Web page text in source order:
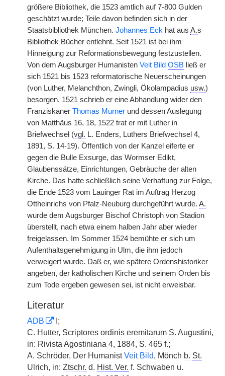
größere Bibliothek, die 1523 amtlich auf 7-800 Gulden
geschätzt wurde; Teile davon befinden sich in der
Staatsbibliothek München. Johannes Eck hat aus A.s
Bibliothek Bücher entlehnt. Seit 1521 ist bei ihm
Hinneigung zur Reformationsbewegung festzustellen.
Von dem Augsburger Humanisten Veit Bild OSB ließ er
sich 1521 bis 1523 reformatorische Neuerscheinungen
(von Luther, Melanchthon, Zwingli, Ökolampadius usw.)
besorgen. 1521 schrieb er eine Abhandlung wider den
Franziskaner Thomas Murner und dessen Auslegung
von Matthäus 16, 18, 1522 trat er mit Luther in
Briefwechsel (vgl. L. Enders, Luthers Briefwechsel 4,
1891, S. 14-19). Öffentlich von der Kanzel eiferte er
gegen die Bulle Exsurge, das Wormser Edikt,
Glaubenssätze, Einrichtungen, Gebräuche der alten
Kirche. Das hatte schließlich seine Verhaftung zur Folge,
die Ende 1523 vom Lauinger Rat im Auftrag Herzog
Ottheinrichs von Pfalz-Neuburg durchgeführt wurde. A.
wurde dem Augsburger Bischof Christoph von Stadion
überstellt, nach etwa einem halben Jahr aber wieder
freigelassen. Im Sommer 1524 bemühte er sich um
Aufenthaltsgenehmigung in Ulm, die ihm jedoch
verweigert wurde. Daß er, wie spätere Ordenshistoriker
angeben, der katholischen Kirche und seinem Orden bis
zum Tode ergeben gewesen sei, ist nicht erweisbar.
Literatur
ADB
I;
C. Hutter, Scriptores ordinis eremitarum S. Augustini,
in: Rivista Agostiniana 4, 1884, S. 465 f.;
A. Schröder, Der HumanistVeit Bild, Mönch b. St.
Ulrich, in: Ztschr. d. Hist. Ver. f. Schwaben u.